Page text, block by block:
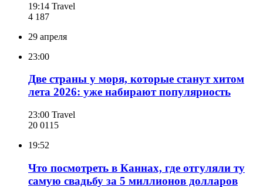
19:14 Travel
4 187
29 апреля
23:00
Две страны у моря, которые станут хитом
лета 2026: уже набирают популярность
23:00 Travel
20 011 5
19:52
Что посмотреть в Каннах, где отгуляли ту
самую свадьбу за 5 миллионов долларов